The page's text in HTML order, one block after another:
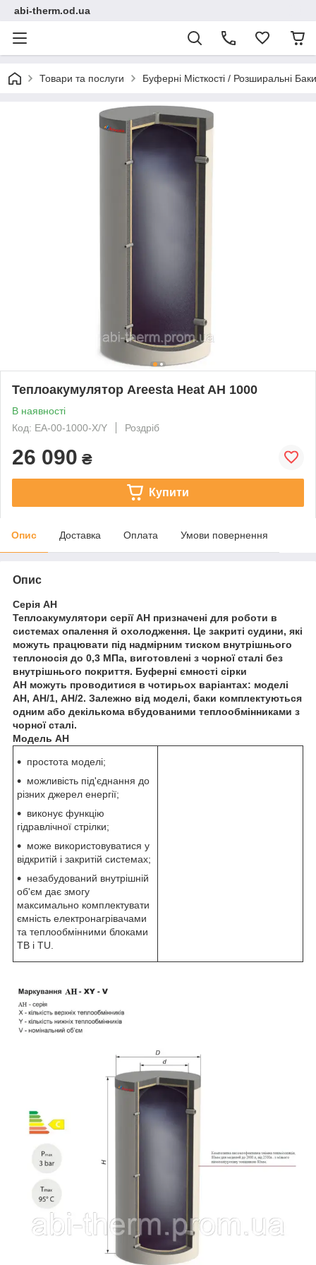
abi-therm.od.ua
Товари та послуги Буферні Місткості / Розширальні
Теплоакумулятор Areesta Heat AH 1000
В наявності
Код: EA-00-1000-X/Y
Роздріб
26 090 ₴
Купити
Опис Доставка Оплата Умови повернення
Опис
Серія АН
Теплоакумулятори серіїАН призначені для роботи в
системах опалення й охолодження. Це закриті судини, які
можуть працювати під надмірним тиском внутрішнього
теплоносія до 0,3 МПа, виготовлені з чорної сталі без
внутрішнього покриття. Буферні ємності сірки
АН можуть проводитися в чотирьох варіантах: моделі
АН, АН/1, АН/2. Залежно від моделі, баки комплектуються
одним або декількома вбудованими теплообмінниками з
чорної сталі.
Модель АН
простота моделі;
можливість під'єднання до
різних джерел енергії;
виконує функцію
гідравлічної стрілки;
може використовуватися у
відкритій і закритій системах;
незабудований внутрішній
об'єм дає змогу
максимально комплектувати
ємність електронагрівачами
та теплообмінними блоками
TB і TU.